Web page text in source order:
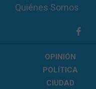
Quiénes Somos
OPINIÓN
POLÍTICA
CIUDAD